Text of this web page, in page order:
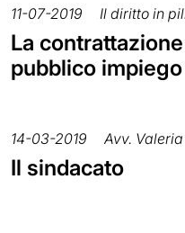
11-07-2019 Il diritto in
La
pubblico impiego
14-03-2019 Avv.
Il sindacato